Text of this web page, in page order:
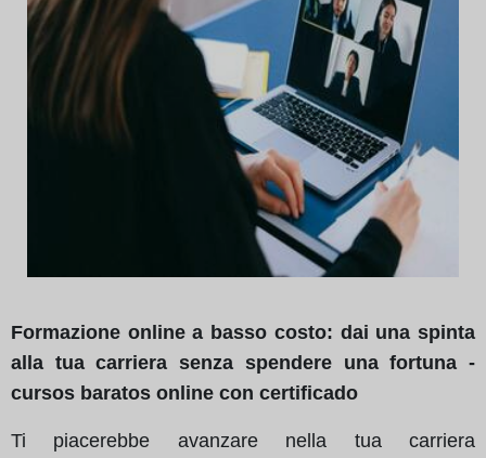
Formazione online a basso costo: dai una spinta
alla tua carriera senza spendere una fortuna -
cursos baratos online con certificado
Ti piacerebbe avanzare nella tua carriera